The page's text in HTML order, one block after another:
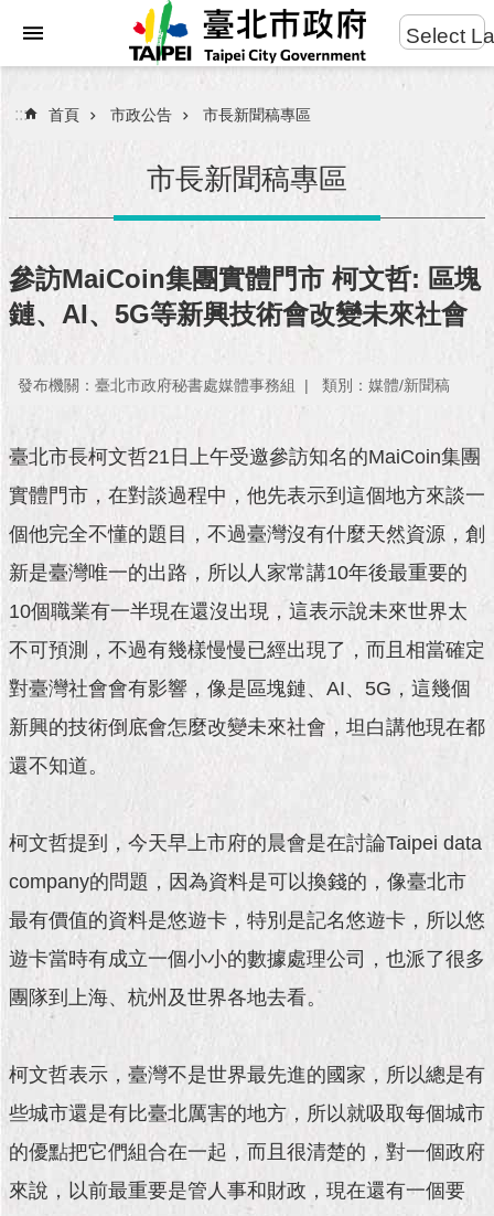
進
搜
民
服
務
府
隊
市
政
公
告
施
政
景
及
成
果
政
料
館
發
現
動
主
題
館
Select
::: 首頁 市政公告 市長新聞稿專區
市長新聞稿專區
參訪MaiCoin集團實體門市 柯文哲: 區塊
鏈、AI、5G等新興技術會改變未來社會
發布機關：臺北市政府秘書處媒體事務組 類別：媒體/新聞稿
臺北市長柯文哲21日上午受邀參訪知名的MaiCoin集團
實體門市，在對談過程中，他先表示到這個地方來談一
個他完全不懂的題目，不過臺灣沒有什麼天然資源，創
新是臺灣唯一的出路，所以人家常講10年後最重要的
10個職業有一半現在還沒出現，這表示說未來世界太
不可預測，不過有幾樣慢慢已經出現了，而且相當確定
對臺灣社會會有影響，像是區塊鏈、AI、5G，這幾個
新興的技術倒底會怎麼改變未來社會，坦白講他現在都
還不知道。
柯文哲提到，今天早上市府的晨會是在討論Taipei data
company的問題，因為資料是可以換錢的，像臺北市
最有價值的資料是悠遊卡，特別是記名悠遊卡，所以悠
遊卡當時有成立一個小小的數據處理公司，也派了很多
團隊到上海、杭州及世界各地去看。
柯文哲表示，臺灣不是世界最先進的國家，所以總是有
些城市還是有比臺北厲害的地方，所以就吸取每個城市
的優點把它們組合在一起，而且很清楚的，對一個政府
來說，以前最重要是管人事和財政，現在還有一個要